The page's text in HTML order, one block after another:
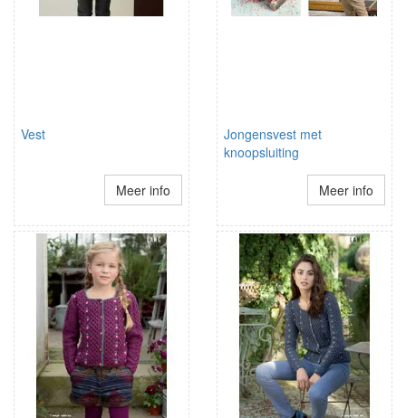
Vest
Meer info
Jongensvest met
knoopsluiting
Meer info